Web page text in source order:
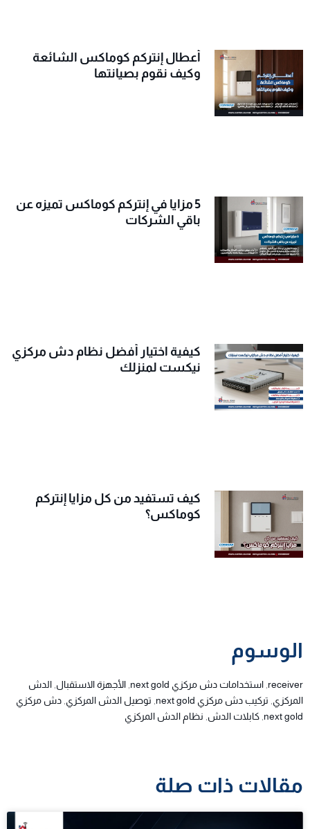
أعطال إنتركم كوماكس الشائعة
وكيف نقوم بصيانتها
5 مزايا في إنتركم كوماكس تميزه عن
باقي الشركات
كيفية اختيار أفضل نظام دش مركزي
نيكست لمنزلك
كيف تستفيد من كل مزايا إنتركم
كوماكس؟
الوسوم
receiver استخدامات دش مركزي next gold الأجهزة الاستقبال الدش
المركزي تركيب دش مركزي next gold توصيل الدش المركزي دش مركزي
next gold كابلات الدش نظام الدش المركزي
مقالات ذات صلة